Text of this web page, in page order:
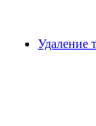
Удаление